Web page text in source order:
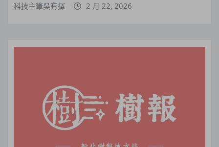
科技主筆吳有擇 2 月 22, 2026